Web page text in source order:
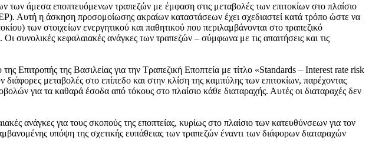
άμεσα εποπτευόμενων τραπεζών με έμφαση στις μεταβολές των επιτοκίων στο πλαίσιο
Αυτή η άσκηση προσομοίωσης ακραίων καταστάσεων έχει σχεδιαστεί κατά τρόπο ώστε να
των στοιχείων ενεργητικού και παθητικού που περιλαμβάνονται στο τραπεζικό
συνολικές κεφαλαιακές ανάγκες των τραπεζών – σύμφωνα με τις απαιτήσεις και τις
Επιτροπής της Βασιλείας για την Τραπεζική Εποπτεία με τίτλο «Standards – Interest rate risk
μεταβολές στο επίπεδο και στην κλίση της καμπύλης των επιτοκίων, παρέχοντας
για τα καθαρά έσοδα από τόκους στο πλαίσιο κάθε διαταραχής. Αυτές οι διαταραχές δεν
ανάγκες για τους σκοπούς της εποπτείας, κυρίως στο πλαίσιο των κατευθύνσεων για τον
υπόψη της σχετικής ευπάθειας των τραπεζών έναντι των διάφορων διαταραχών